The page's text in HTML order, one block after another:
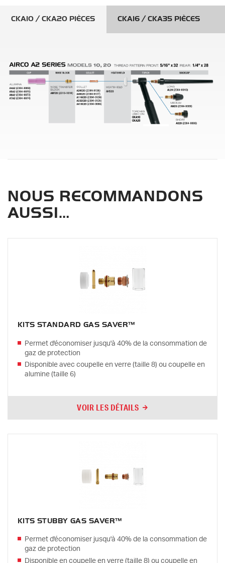
CKA10 / CKA20 PIÈCES CKA16 / CKA35 PIÈCES
NOUS RECOMMANDONS
AUSSI…
KITS STANDARD GAS SAVER™
Permet d'économiser jusqu'à 40% de la consommation de
gaz de protection
Disponible avec coupelle en verre (taille 8) ou coupelle en
alumine (taille 6)
VOIR LES DÉTAILS
KITS STUBBY GAS SAVER™
Permet d'économiser jusqu'à 40% de la consommation de
gaz de protection
Disponible en coupelle en verre (taille 8) ou coupelle en